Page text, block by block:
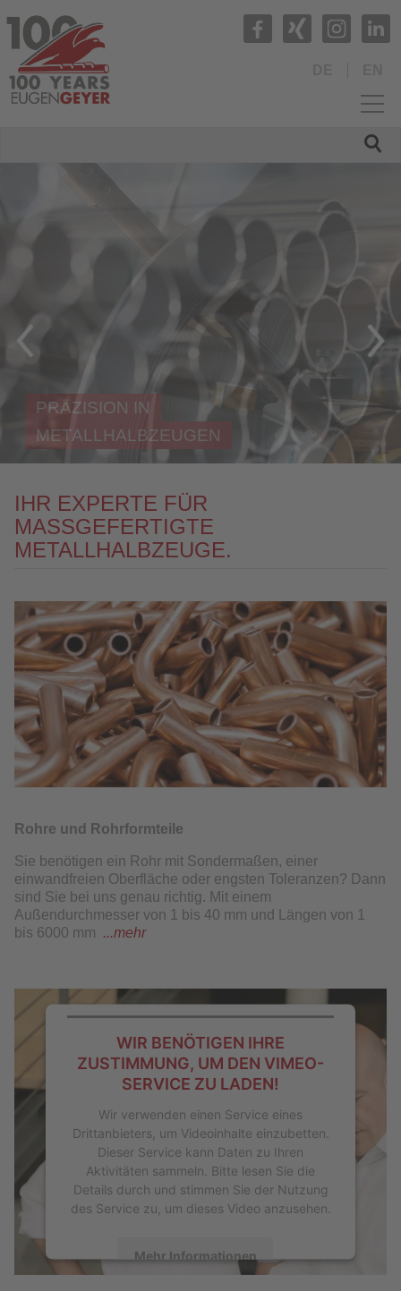
SERVICE
KONTAKT
PRÄZISION IN
METALLHALBZEUGEN
IHR EXPERTE FÜR
MASSGEFERTIGTE
METALLHALBZEUGE.
Rohre und Rohrformteile
Sie benötigen ein Rohr mit Sondermaßen, einer
einwandfreien Oberfläche oder engsten Toleranzen? Dann
sind Sie bei uns genau richtig. Mit einem
Außendurchmesser von 1 bis 40 mm und Längen von 1
bis 6000 mm ...mehr
WIR BENÖTIGEN IHRE
ZUSTIMMUNG, UM DEN VIMEO-
SERVICE ZU LADEN!
Wir verwenden einen Service eines
Drittanbieters, um Videoinhalte einzubetten.
Dieser Service kann Daten zu Ihren
Aktivitäten sammeln. Bitte lesen Sie die
Details durch und stimmen Sie der Nutzung
des Service zu, um dieses Video anzusehen.
Mehr Informationen